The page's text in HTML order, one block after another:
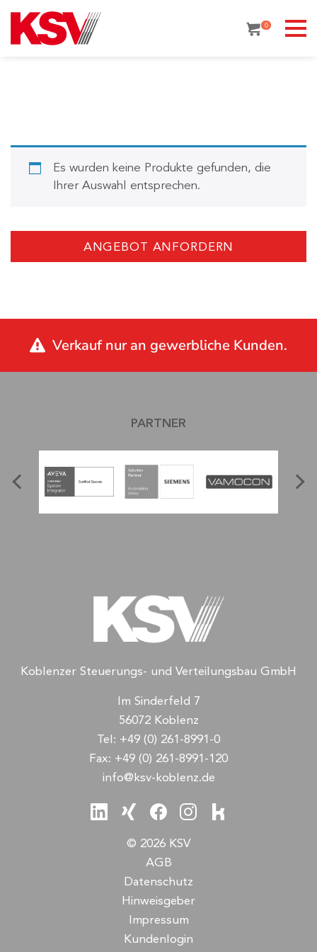
content
0
Es wurden keine Produkte gefunden, die
Ihrer Auswahl entsprechen.
ANGEBOT ANFORDERN
Verkauf nur an gewerbliche Kunden.
PARTNER
Koblenzer Steuerungs- und Verteilungsbau GmbH
Im Sinderfeld 7
56072 Koblenz
Tel: +49 (0) 261-8991-0
Fax: +49 (0) 261-8991-120
info@ksv-koblenz.de
© 2026 KSV
AGB
Datenschutz
Hinweisgeber
Impressum
Kundenlogin